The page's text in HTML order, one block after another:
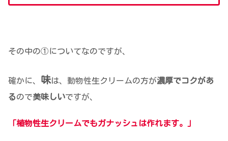
その中の①についてなのですが、
確かに、 味は、動物性生クリームの方が濃厚でコクがあ
るので美味しいですが、
「植物性生クリームでもガナッシュは作れます。」